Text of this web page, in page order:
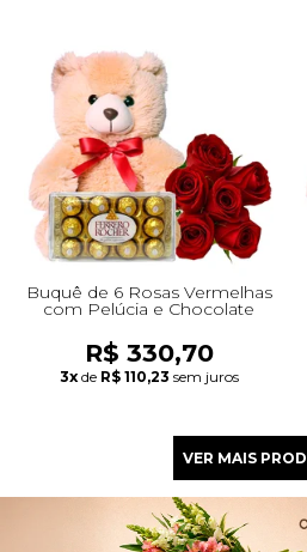
Buquê de 6 Rosas Vermelhas
com Pelúcia e Chocolate
R$ 330,70
3x de R$ 110,23 sem juros